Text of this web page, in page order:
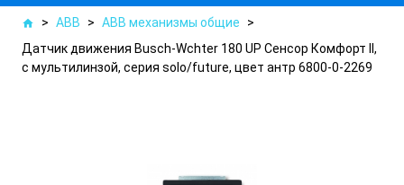
home > ABB > ABB механизмы общие
>
Датчик движения Busch-Wchter 180 UP Сенсор Комфорт II,
с мультилинзой, серия solo/future, цвет антр 6800-0-2269